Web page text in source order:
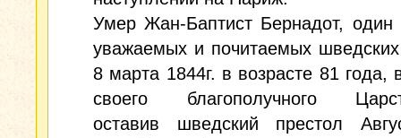
Умер Жан-Баптист Бернадот, один
уважаемых и почитаемых
8 марта 1844г. в возрасте 81 года,
своего благополучного
оставив шведский престол